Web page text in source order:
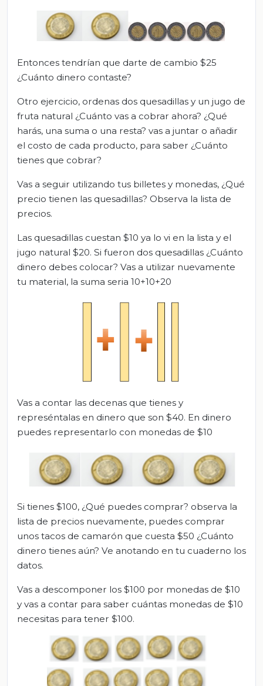
Entonces tendrían que darte de cambio $25
¿Cuánto dinero contaste?
Otro ejercicio, ordenas dos quesadillas y un jugo de
fruta natural ¿Cuánto vas a cobrar ahora? ¿Qué
harás, una suma o una resta? vas a juntar o añadir
el costo de cada producto, para saber ¿Cuánto
tienes que cobrar?
Vas a seguir utilizando tus billetes y monedas, ¿Qué
precio tienen las quesadillas? Observa la lista de
precios.
Las quesadillas cuestan $10 ya lo vi en la lista y el
jugo natural $20. Si fueron dos quesadillas ¿Cuánto
dinero debes colocar? Vas a utilizar nuevamente
tu material, la suma seria 10+10+20
Vas a contar las decenas que tienes y
represéntalas en dinero que son $40. En dinero
puedes representarlo con monedas de $10
Si tienes $100, ¿Qué puedes comprar? observa la
lista de precios nuevamente, puedes comprar
unos tacos de camarón que cuesta $50 ¿Cuánto
dinero tienes aún? Ve anotando en tu cuaderno los
datos.
Vas a descomponer los $100 por monedas de $10
y vas a contar para saber cuántas monedas de $10
necesitas para tener $100.